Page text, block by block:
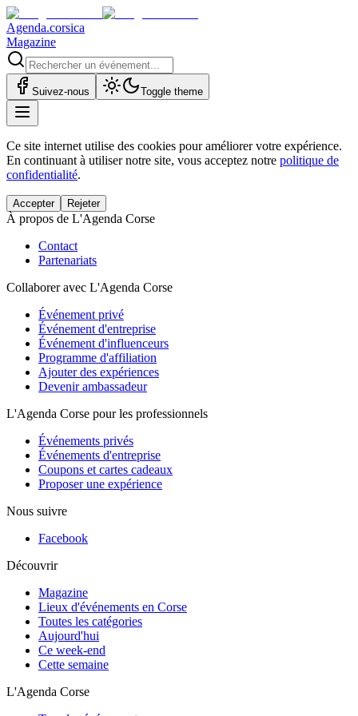
Agenda.corsica
Magazine
Suivez-nous Toggle theme
Ce site internet utilise des cookies pour améliorer votre expérience.
En continuant à utiliser notre site, vous acceptez notre politique de
confidentialité.
Accepter Rejeter
À propos de L'Agenda Corse
Contact
Partenariats
Collaborer avec L'Agenda Corse
Événement privé
Événement d'entreprise
Événement d'influenceurs
Programme d'affiliation
Ajouter des expériences
Devenir ambassadeur
L'Agenda Corse pour les professionnels
Événements privés
Événements d'entreprise
Coupons et cartes cadeaux
Proposer une expérience
Nous suivre
Facebook
Découvrir
Magazine
Lieux d'événements en Corse
Toutes les catégories
Aujourd'hui
Ce week-end
Cette semaine
L'Agenda Corse